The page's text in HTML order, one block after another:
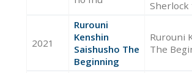
Sherlock
2021
Rurouni
Kenshin
Saishusho The
Beginning
Rurouni
The